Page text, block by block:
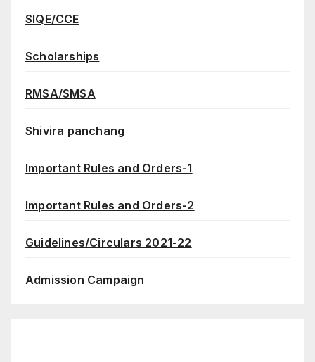
SIQE/CCE
Scholarships
RMSA/SMSA
Shivira panchang
Important Rules and Orders-1
Important Rules and Orders-2
Guidelines/Circulars 2021-22
Admission Campaign